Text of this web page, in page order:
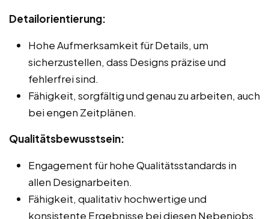
Detailorientierung:
Hohe Aufmerksamkeit für Details, um
sicherzustellen, dass Designs präzise und
fehlerfrei sind.
Fähigkeit, sorgfältig und genau zu arbeiten, auch
bei engen Zeitplänen.
Qualitätsbewusstsein:
Engagement für hohe Qualitätsstandards in
allen Designarbeiten.
Fähigkeit, qualitativ hochwertige und
konsistente Ergebnisse bei diesen Nebenjobs,